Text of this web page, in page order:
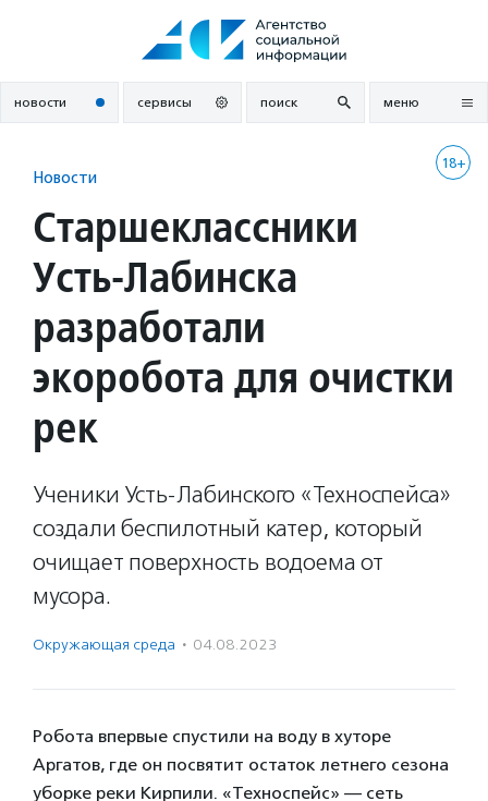
новости сервисы поиск меню
18+
Новости
Старшеклассники
Усть-Лабинска
разработали
экоробота для очистки
рек
Ученики Усть-Лабинского «Техноспейса»
создали беспилотный катер, который
очищает поверхность водоема от
мусора.
Окружающая среда · 04.08.2023
Робота впервые спустили на воду в хуторе
Аргатов, где он посвятит остаток летнего сезона
уборке реки Кирпили. «Техноспейс» — сеть